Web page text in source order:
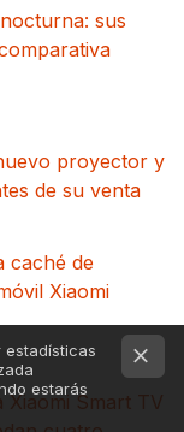
sus
proyector y
de su venta
caché de
Xiaomi
Xiaomi Smart TV
estadísticas
estarás